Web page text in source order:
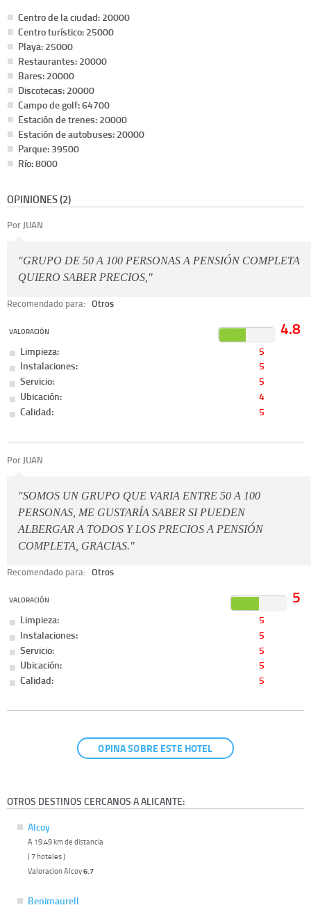
Centro de la ciudad: 20000
Centro turístico: 25000
Playa: 25000
Restaurantes: 20000
Bares: 20000
Discotecas: 20000
Campo de golf: 64700
Estación de trenes: 20000
Estación de autobuses: 20000
Parque: 39500
Río: 8000
OPINIONES (2)
Por JUAN
"GRUPO DE 50 A 100 PERSONAS A PENSIÓN COMPLETA
QUIERO SABER PRECIOS,"
Recomendado para: Otros
VALORACIÓN 4.8
Limpieza:
5
Instalaciones:
5
Servicio:
5
Ubicación:
4
Calidad:
5
Por JUAN
"SOMOS UN GRUPO QUE VARIA ENTRE 50 A 100
PERSONAS, ME GUSTARÍA SABER SI PUEDEN
ALBERGAR A TODOS Y LOS PRECIOS A PENSIÓN
COMPLETA, GRACIAS."
Recomendado para: Otros
VALORACIÓN 5
Limpieza:
5
Instalaciones:
5
Servicio:
5
Ubicación:
5
Calidad:
5
OPINA SOBRE ESTE HOTEL
OTROS DESTINOS CERCANOS A ALICANTE:
Alcoy
A 19.49 km de distancia
( 7 hoteles )
Valoracion Alcoy6.7
Benimaurell